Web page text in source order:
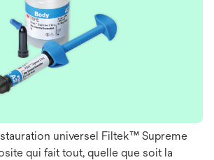
universel Filtek™ Supreme
qui fait tout, quelle que soit la